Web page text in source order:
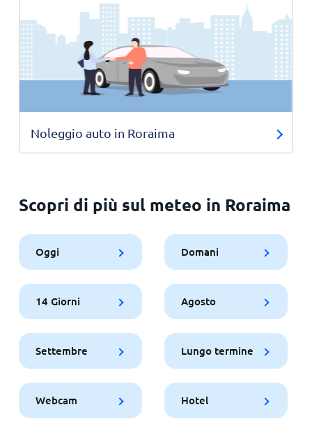
Noleggio auto in Roraima
Scopri di più sul meteo in Roraima
Oggi Domani
14 Giorni Agosto
Settembre Lungo termine
Webcam Hotel